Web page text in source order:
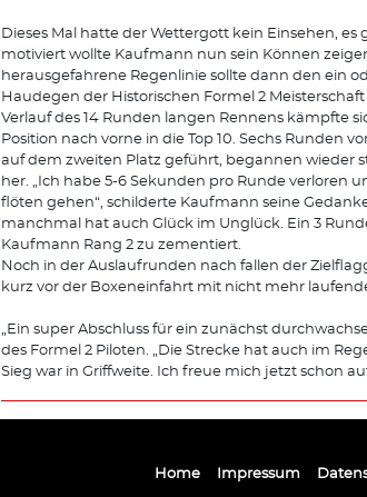
Dieses Mal hatte der Wettergott kein Einsehen, es
motiviert wollte Kaufmann nun sein Können
herausgefahrene Regenlinie sollte dann den ein
Haudegen der Historischen Formel 2
Verlauf des 14 Runden langen Rennens kämpfte
Position nach vorne in die Top 10. Sechs Runden
auf dem zweiten Platz geführt, begannen wieder
her. „Ich habe 5-6 Sekunden pro Runde verloren
flöten gehen“, schilderte Kaufmann seine
manchmal hat auch Glück im Unglück. Ein 3
Kaufmann Rang 2 zu zementiert.
Noch in der Auslaufrunden nach fallen der
kurz vor der Boxeneinfahrt mit nicht mehr
„Ein super Abschluss für ein zunächst
des Formel 2 Piloten. „Die Strecke hat auch im
Sieg war in Griffweite. Ich freue mich jetzt schon
Home Impressum